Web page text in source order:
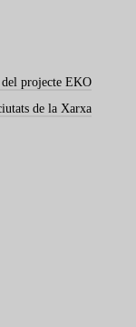
del projecte EKO
de la Xarxa